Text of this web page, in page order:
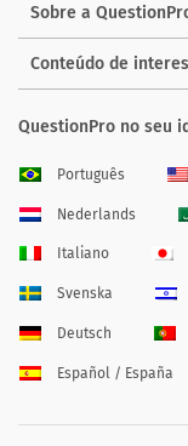
Sobre a
Conteúdo de
QuestionPro no seu
Português
Nederlands
Italiano
Svenska
Deutsch
Español / España